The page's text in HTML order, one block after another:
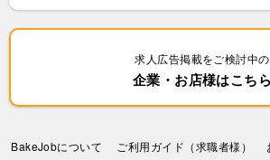
求人広告掲載をご検討中の
企業・お店様はこちら
BakeJobについて ご利用ガイド（求職者様）